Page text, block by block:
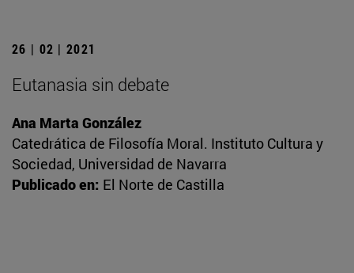
26 | 02 | 2021
Eutanasia sin debate
Ana Marta González
Catedrática de Filosofía Moral. Instituto Cultura y
Sociedad, Universidad de Navarra
Publicado en: El Norte de Castilla